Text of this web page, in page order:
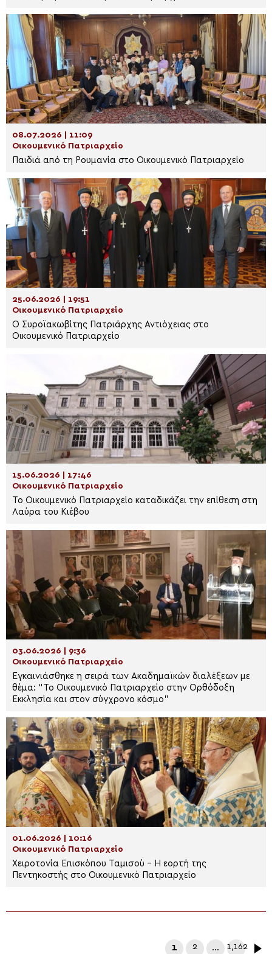
08.07.2026 | 11:09
Οικουμενικό Πατριαρχείο
Παιδιά από τη Ρουμανία στο Οικουμενικό Πατριαρχείο
25.06.2026 | 19:51
Οικουμενικό Πατριαρχείο
Ο Συροϊακωβίτης Πατριάρχης Αντιόχειας στο
Οικουμενικό Πατριαρχείο
15.06.2026 | 17:46
Οικουμενικό Πατριαρχείο
Το Οικουμενικό Πατριαρχείο καταδικάζει την επίθεση στη
Λαύρα του Κιέβου
03.06.2026 | 9:36
Οικουμενικό Πατριαρχείο
Εγκαινιάσθηκε η σειρά των Ακαδημαϊκών διαλέξεων με
θέμα: “Το Οικουμενικό Πατριαρχείο στην Ορθόδοξη
Εκκλησία και στον σύγχρονο κόσμο”
01.06.2026 | 10:16
Οικουμενικό Πατριαρχείο
Χειροτονία Επισκόπου Ταμισού – Η εορτή της
Πεντηκοστής στο Οικουμενικό Πατριαρχείο
1 2 … 1,162